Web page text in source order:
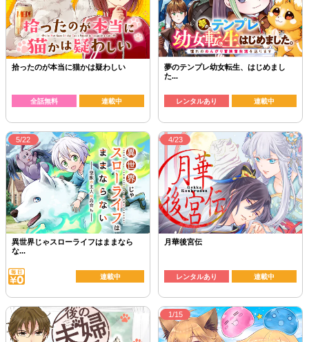
拾ったのが本当に猫かは疑わしい
全話無料 連載中
夢のテンプレ幼女転生、はじめまし
た...
レンタルあり 連載中
5/22
異世界じゃスローライフはままなら
な...
連載中
4/23
月華後宮伝
レンタルあり 連載中
1/15